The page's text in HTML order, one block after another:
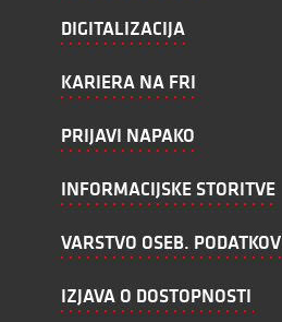
DIGITALIZACIJA
KARIERA NA FRI
PRIJAVI NAPAKO
INFORMACIJSKE STORITVE
VARSTVO OSEB. PODATKOV
IZJAVA O DOSTOPNOSTI